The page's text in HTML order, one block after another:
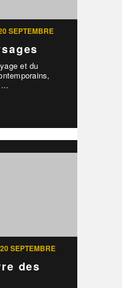
SEPTEMBRE
et du
SEPTEMBRE
des